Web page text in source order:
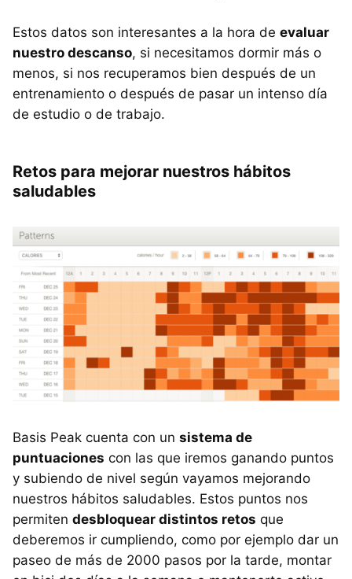
Estos datos son interesantes a la hora de evaluar
nuestro descanso, si necesitamos dormir más o
menos, si nos recuperamos bien después de un
entrenamiento o después de pasar un intenso día
de estudio o de trabajo.
Retos para mejorar nuestros hábitos
saludables
Basis Peak cuenta con un sistema de
puntuaciones con las que iremos ganando puntos
y subiendo de nivel según vayamos mejorando
nuestros hábitos saludables. Estos puntos nos
permiten desbloquear distintos retos que
deberemos ir cumpliendo, como por ejemplo dar un
paseo de más de 2000 pasos por la tarde, montar